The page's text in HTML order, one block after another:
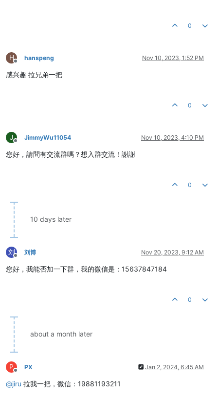
0
H
Offline
hanspeng Nov 10, 2023, 1:52 PM
感兴趣 拉兄弟一把
0
J
Offline
JimmyWu11054 Nov 10, 2023, 4:10 PM
您好，請問有交流群嗎？想入群交流！謝謝
0
10 days later
刘
Offline
刘博 Nov 20, 2023, 9:12 AM
您好，我能否加一下群，我的微信是：15637847184
0
about a month later
P
Offline
PX Jan 2, 2024, 6:45 AM
@jiru 拉我一把，微信：19881193211